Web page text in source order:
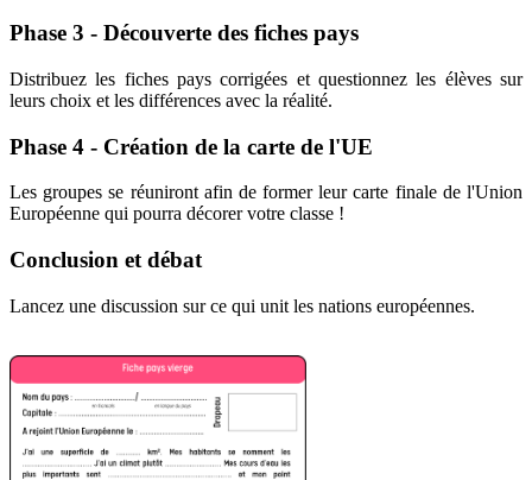
Phase 3 - Découverte des fiches pays
Distribuez les fiches pays corrigées et questionnez les élèves sur
leurs choix et les différences avec la réalité.
Phase 4 - Création de la carte de l'UE
Les groupes se réuniront afin de former leur carte finale de l'Union
Européenne qui pourra décorer votre classe !
Conclusion et débat
Lancez une discussion sur ce qui unit les nations européennes.